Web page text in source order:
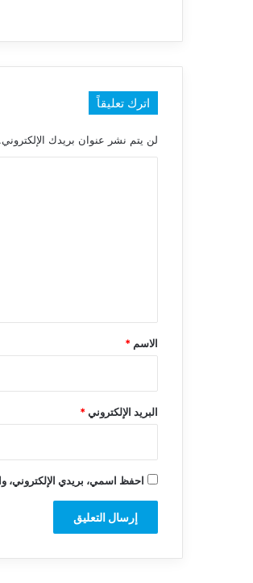
اترك تعليقاً
لن يتم نشر عنوان بريدك الإلكتروني.
*
الاسم *
البريد الإلكتروني*
احفظ اسمي، بريدي الإلكتروني،